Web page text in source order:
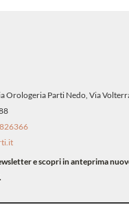
Orologeria Parti Nedo, Via
e scopri in anteprima